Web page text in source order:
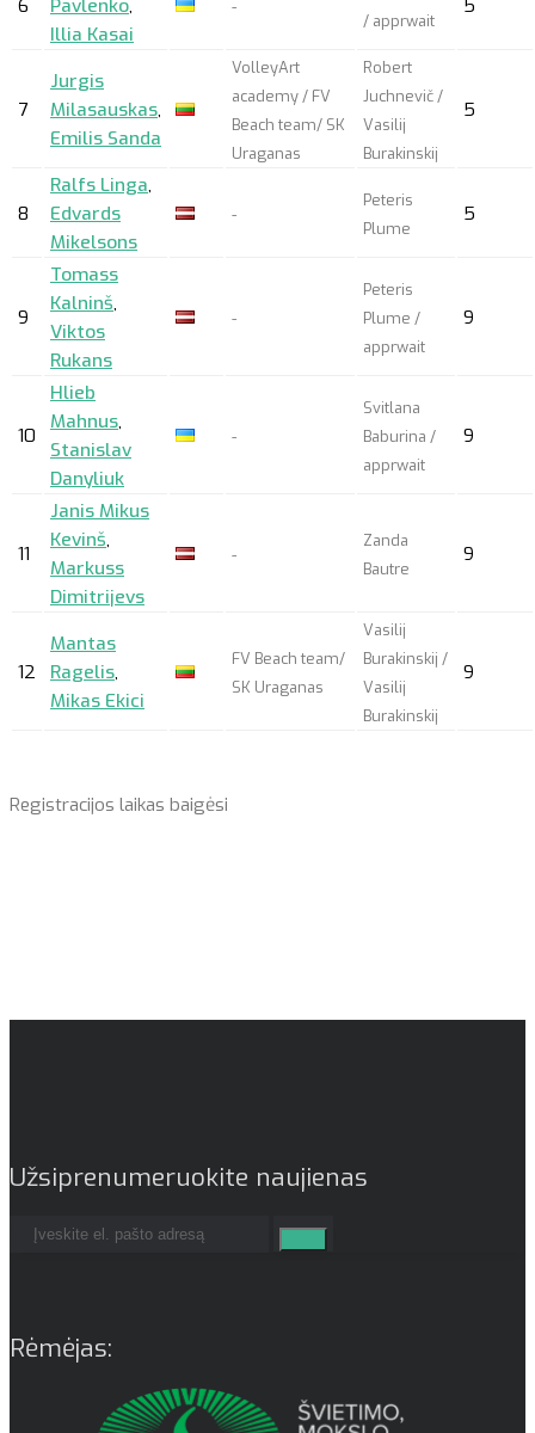
6 Pavlenko,
Illia Kasai
-
/ apprwait
5
7
Jurgis
Milasauskas,
Emilis Sanda
VolleyArt
academy / FV
Beach team/ SK
Uraganas
Robert
Juchnevič /
Vasilij
Burakinskij
5
8
Ralfs Linga,
Edvards
Mikelsons
-
Peteris
Plume
5
9
Tomass
Kalninš,
Viktos
Rukans
-
Peteris
Plume /
apprwait
9
10
Hlieb
Mahnus,
Stanislav
Danyliuk
-
Svitlana
Baburina /
apprwait
9
11
Janis Mikus
Kevinš,
Markuss
Dimitrijevs
-
Zanda
Bautre
9
12
Mantas
Ragelis,
Mikas Ekici
FV Beach team/
SK Uraganas
Vasilij
Burakinskij /
Vasilij
Burakinskij
9
Registracijos laikas baigėsi
Užsiprenumeruokite naujienas
Rėmėjas: